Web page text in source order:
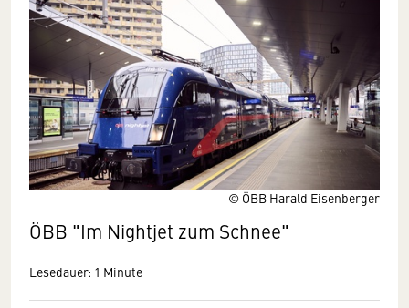
© ÖBB Harald Eisenberger
ÖBB "Im Nightjet zum Schnee"
Lesedauer: 1 Minute